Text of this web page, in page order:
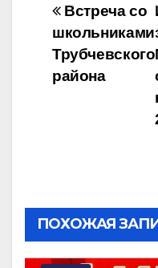
по
записям
Встреча со
школьниками
Трубчевского
района
ПОХОЖАЯ